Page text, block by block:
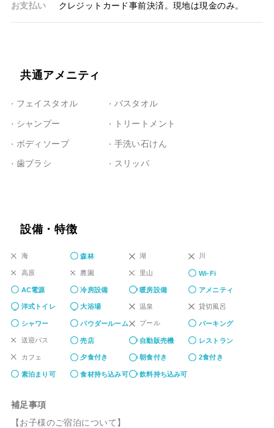
お支払い クレジットカード事前決済。現地は現金のみ。
共通アメニティ
フェイスタオル バスタオル
シャンプー トリートメント
ボディソープ 手洗い石けん
歯ブラシ スリッパ
設備・特徴
海 森林 湖
高原 農園 里山 Wi-Fi
AC電源 冷房設備 暖房設備 アメニティ
洋式トイレ 大浴場 温泉 貸切風呂
シャワー パウダールーム プール パーキング
送迎バス 売店 自動販売機 レストラン
カフェ 夕食付き 朝食付き 2食付き
素泊まり可 食材持ち込み可 飲料持ち込み可
補足事項
【お子様のご宿泊について】